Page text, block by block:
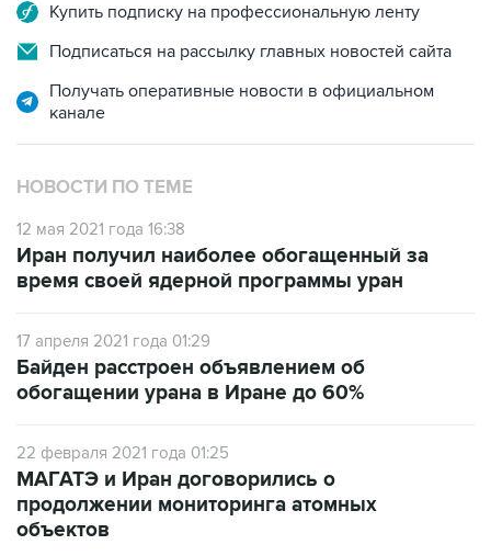
Купить подписку на профессиональную ленту
Подписаться на рассылку главных новостей сайта
Получать оперативные новости в официальном
канале
НОВОСТИ ПО ТЕМЕ
12 мая 2021 года 16:38
Иран получил наиболее обогащенный за
время своей ядерной программы уран
17 апреля 2021 года 01:29
Байден расстроен объявлением об
обогащении урана в Иране до 60%
22 февраля 2021 года 01:25
МАГАТЭ и Иран договорились о
продолжении мониторинга атомных
объектов